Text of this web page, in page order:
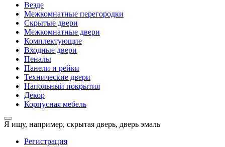
Везде
Межкомнатные перегородки
Скрытые двери
Межкомнатные двери
Комплектующие
Входные двери
Пеналы
Панели и рейки
Технические двери
Напольный покрытия
Декор
Корпусная мебель
Я ищу, например, скрытая дверь, дверь эмаль
Регистрация